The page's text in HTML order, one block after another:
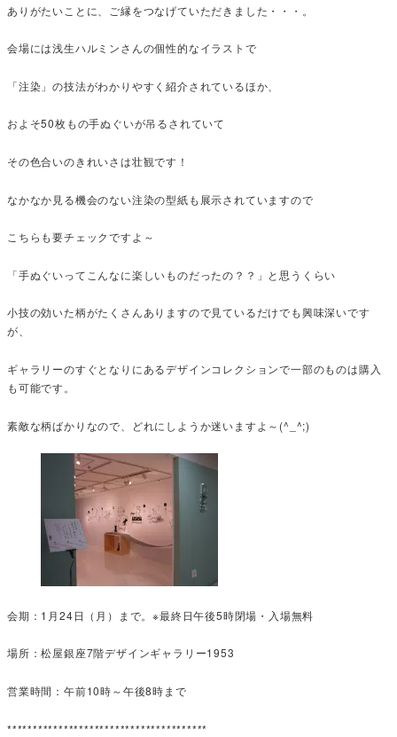
ありがたいことに、ご縁をつなげていただきました・・・。
会場には浅生ハルミンさんの個性的なイラストで
「注染」の技法がわかりやすく紹介されているほか、
およそ50枚もの手ぬぐいが吊るされていて
その色合いのきれいさは壮観です！
なかなか見る機会のない注染の型紙も展示されていますので
こちらも要チェックですよ～
「手ぬぐいってこんなに楽しいものだったの？？」と思うくらい
小技の効いた柄がたくさんありますので見ているだけでも興味深いです
が、
ギャラリーのすぐとなりにあるデザインコレクションで一部のものは購入
も可能です。
素敵な柄ばかりなので、どれにしようか迷いますよ～(^_^;)
会期：1月24日（月）まで。※最終日午後5時閉場・入場無料
場所：松屋銀座7階デザインギャラリー1953
営業時間：午前10時～午後8時まで
***************************************